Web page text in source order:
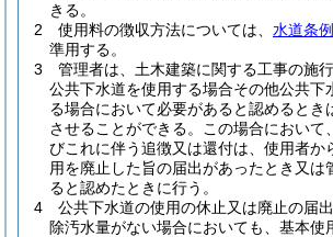
きる。
2
使用料の徴収方法については、 水道条
準用する。
3
管理者は、土木建築に関する工事の施
公共下水道を使用する場合その他公共下
る場合において必要があると認めるとき
させることができる。
この場合において
びこれに伴う追徴又は還付は、使用者か
用を廃止した旨の届出があったとき又は
ると認めたときに行う。
4
公共下水道の使用の休止又は廃止の届
除汚水量がない場合においても、基本使